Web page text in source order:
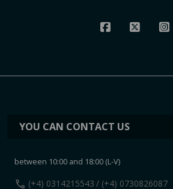
YOU CAN CONTACT US
between 10:00 and 18:00 (L-V)
call (+4) 0314215543 / (+4) 0730826087